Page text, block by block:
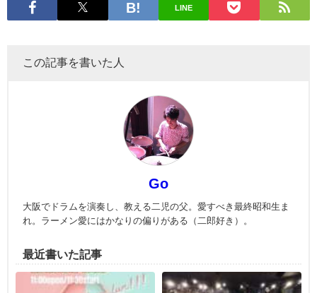
LINE
この記事を書いた人
Go
大阪でドラムを演奏し、教える二児の父。愛すべき最終昭和生ま
れ。ラーメン愛にはかなりの偏りがある（二郎好き）。
最近書いた記事